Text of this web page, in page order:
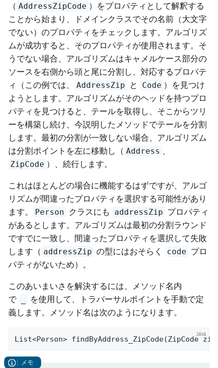
（ AddressZipCode ）をプロパティとして解釈する
ことから始まり、ドメインクラスでその名前（大文字
でない）のプロパティをチェックします。アルゴリズ
ムが成功すると、そのプロパティが使用されます。そ
うでない場合、アルゴリズムはキャメルケース部分の
ソースを右側から頭と尾に分割し、対応するプロパテ
ィ（この例では、
AddressZip と Code ）を見つけ
ようとします。アルゴリズムがそのヘッドを持つプロ
パティを見つけると、テールを取得し、そこからツリ
ーを構築し続け、今説明したメソッドでテールを分割
します。最初の分割が一致しない場合、アルゴリズム
は分割ポイントを左に移動し（ Address 、
ZipCode ）、続行します。
これはほとんどの場合に機能するはずですが、アルゴ
リズムが間違ったプロパティを選択する可能性があり
ます。
Person クラスにも addressZip プロパティ
があるとします。アルゴリズムは最初の分割ラウンド
ですでに一致し、間違ったプロパティを選択して失敗
します（ addressZip の型にはおそらく code プロ
パティがないため）。
このあいまいさを解決するには、メソッド名内
で
を使用して、トラバーサルポイントを手動で定
義します。メソッド名は次のようになります。
List<Person> findByAddress_ZipCode(ZipCode